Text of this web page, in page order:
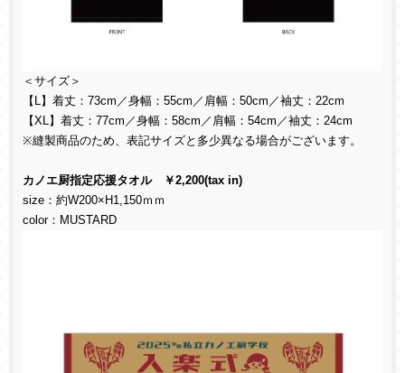
＜サイズ＞
【L】着丈：73cm／身幅：55cm／肩幅：50cm／袖丈：22cm
【XL】着丈：77cm／身幅：58cm／肩幅：54cm／袖丈：24cm
※縫製商品のため、表記サイズと多少異なる場合がございます。
カノエ厨指定応援タオル ￥2,200(tax in)
size：約W200×H1,150ｍｍ
color：MUSTARD